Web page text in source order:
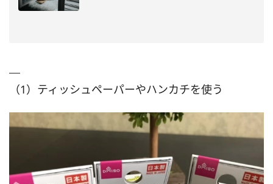
（1）ティッシュペーパーやハンカチを使う